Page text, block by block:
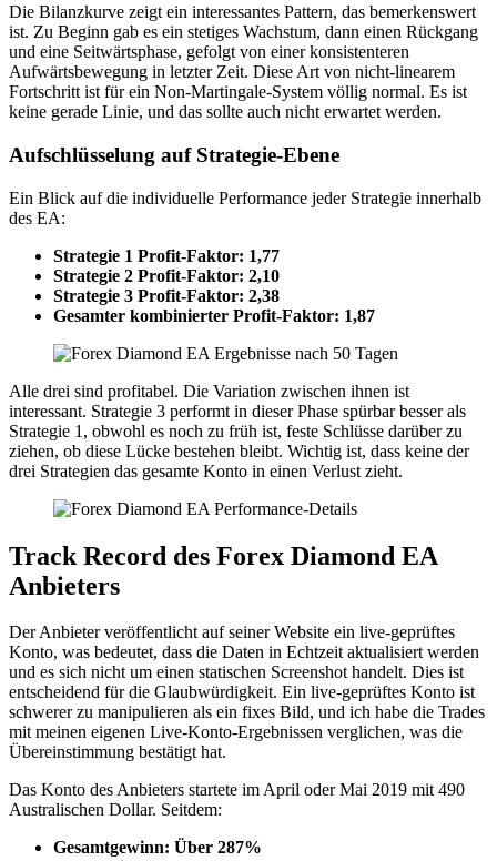
Die Bilanzkurve zeigt ein interessantes Pattern, das bemerkenswert
ist. Zu Beginn gab es ein stetiges Wachstum, dann einen Rückgang
und eine Seitwärtsphase, gefolgt von einer konsistenteren
Aufwärtsbewegung in letzter Zeit. Diese Art von nicht-linearem
Fortschritt ist für ein Non-Martingale-System völlig normal. Es ist
keine gerade Linie, und das sollte auch nicht erwartet werden.
Aufschlüsselung auf Strategie-Ebene
Ein Blick auf die individuelle Performance jeder Strategie innerhalb
des EA:
Strategie 1 Profit-Faktor: 1,77
Strategie 2 Profit-Faktor: 2,10
Strategie 3 Profit-Faktor: 2,38
Gesamter kombinierter Profit-Faktor: 1,87
Alle drei sind profitabel. Die Variation zwischen ihnen ist
interessant. Strategie 3 performt in dieser Phase spürbar besser als
Strategie 1, obwohl es noch zu früh ist, feste Schlüsse darüber zu
ziehen, ob diese Lücke bestehen bleibt. Wichtig ist, dass keine der
drei Strategien das gesamte Konto in einen Verlust zieht.
Track Record des Forex Diamond EA
Anbieters
Der Anbieter veröffentlicht auf seiner Website ein live-geprüftes
Konto, was bedeutet, dass die Daten in Echtzeit aktualisiert werden
und es sich nicht um einen statischen Screenshot handelt. Dies ist
entscheidend für die Glaubwürdigkeit. Ein live-geprüftes Konto ist
schwerer zu manipulieren als ein fixes Bild, und ich habe die Trades
mit meinen eigenen Live-Konto-Ergebnissen verglichen, was die
Übereinstimmung bestätigt hat.
Das Konto des Anbieters startete im April oder Mai 2019 mit 490
Australischen Dollar. Seitdem:
Gesamtgewinn: Über 287%